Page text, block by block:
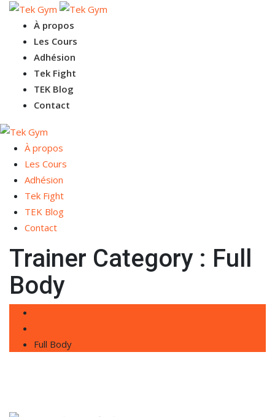
À propos
Les Cours
Adhésion
Tek Fight
TEK Blog
Contact
À propos
Les Cours
Adhésion
Tek Fight
TEK Blog
Contact
Trainer Category : Full
Body
Full Body